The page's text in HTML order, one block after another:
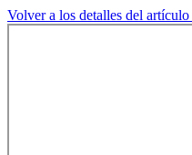
Volver a los detalles del artículo